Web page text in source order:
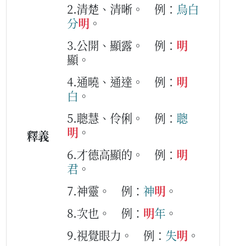
釋義
2.清楚、清晰。
例： 烏白
分明 。
3.公開、顯露。
例： 明
顯。
4.通曉、通達。
例： 明
白 。
5.聰慧、伶俐。
例： 聰
明 。
6.才德高顯的。
例： 明
君 。
7.神靈。
例： 神明 。
8.次也。
例： 明年 。
9.視覺眼力。
例： 失明 。